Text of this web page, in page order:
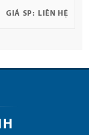
GIÁ SP: LIÊN HỆ